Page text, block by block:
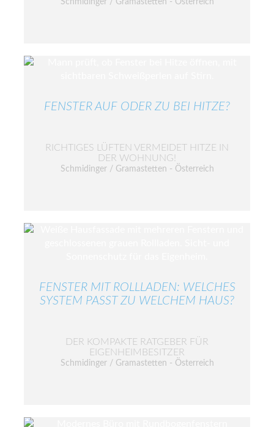
Schmidinger / Gramastetten - Österreich
FENSTER AUF ODER ZU BEI HITZE?
RICHTIGES LÜFTEN VERMEIDET HITZE IN
DER WOHNUNG!
Schmidinger / Gramastetten - Österreich
FENSTER MIT ROLLLADEN: WELCHES
SYSTEM PASST ZU WELCHEM HAUS?
DER KOMPAKTE RATGEBER FÜR
EIGENHEIMBESITZER
Schmidinger / Gramastetten - Österreich